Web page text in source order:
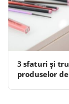
3 sfaturi și
produselor